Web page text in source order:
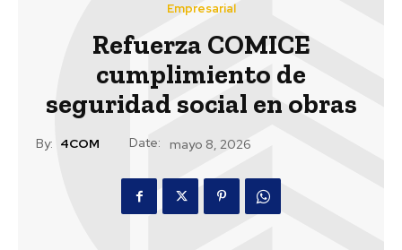
Empresarial
Refuerza COMICE
cumplimiento de
seguridad social en obras
By: 4COM Date: mayo 8, 2026